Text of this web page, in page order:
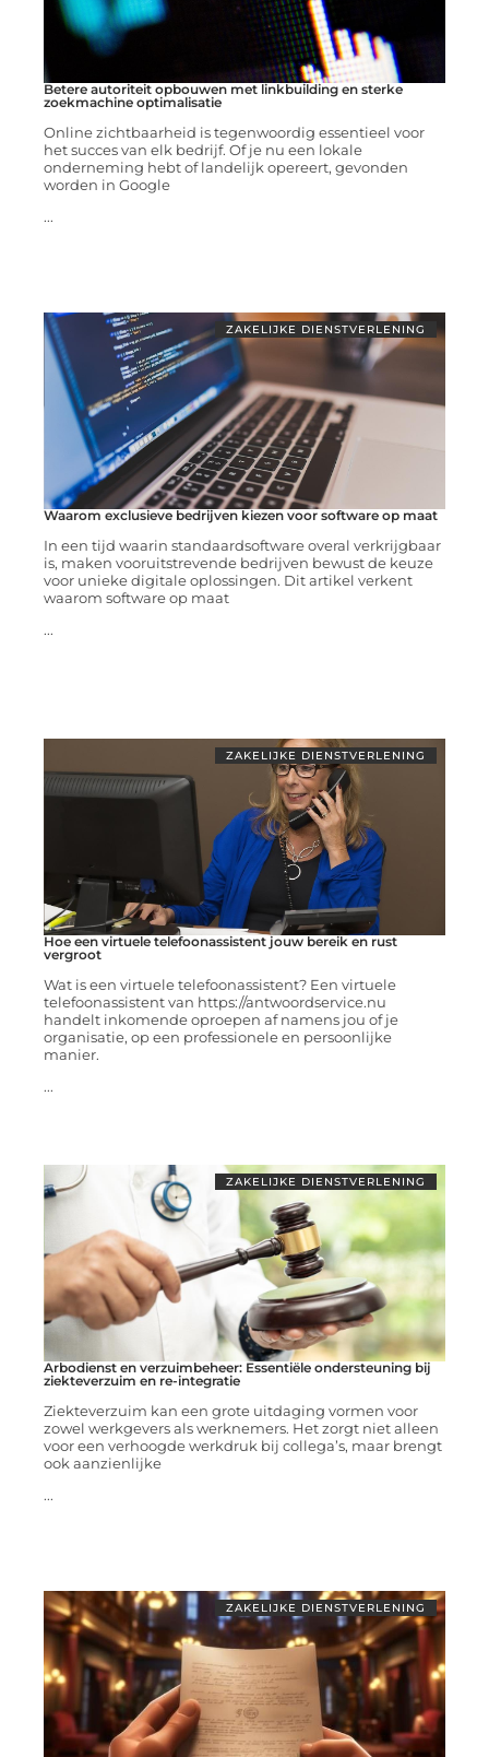
Betere autoriteit opbouwen met linkbuilding en sterke
zoekmachine optimalisatie
Online zichtbaarheid is tegenwoordig essentieel voor
het succes van elk bedrijf. Of je nu een lokale
onderneming hebt of landelijk opereert, gevonden
worden in Google
...
ZAKELIJKE DIENSTVERLENING
Waarom exclusieve bedrijven kiezen voor software op maat
In een tijd waarin standaardsoftware overal verkrijgbaar
is, maken vooruitstrevende bedrijven bewust de keuze
voor unieke digitale oplossingen. Dit artikel verkent
waarom software op maat
...
ZAKELIJKE DIENSTVERLENING
Hoe een virtuele telefoonassistent jouw bereik en rust
vergroot
Wat is een virtuele telefoonassistent? Een virtuele
telefoonassistent van https://antwoordservice.nu
handelt inkomende oproepen af namens jou of je
organisatie, op een professionele en persoonlijke
manier.
...
ZAKELIJKE DIENSTVERLENING
Arbodienst en verzuimbeheer: Essentiële ondersteuning bij
ziekteverzuim en re-integratie
Ziekteverzuim kan een grote uitdaging vormen voor
zowel werkgevers als werknemers. Het zorgt niet alleen
voor een verhoogde werkdruk bij collega’s, maar brengt
ook aanzienlijke
...
ZAKELIJKE DIENSTVERLENING